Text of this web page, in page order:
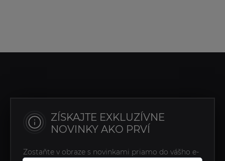
ZÍSKAJTE EXKLUZÍVNE
NOVINKY AKO PRVÍ
Zostaňte v obraze s novinkami priamo do vášho e-